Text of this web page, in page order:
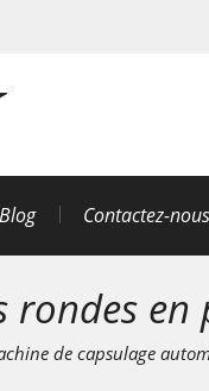
Blog Contactez-nous
rondes en
de capsulage